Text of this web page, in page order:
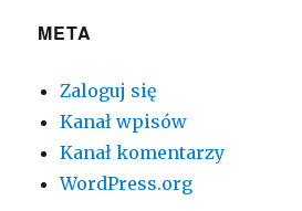
META
Zaloguj się
Kanał wpisów
Kanał komentarzy
WordPress.org